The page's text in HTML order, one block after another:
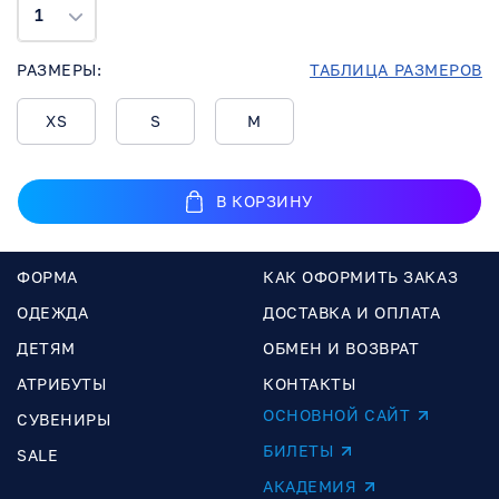
РАЗМЕРЫ: ТАБЛИЦА РАЗМЕРОВ
XS S M
1
В КОРЗИНУ
ФОРМА
ОДЕЖДА
ДЕТЯМ
АТРИБУТЫ
СУВЕНИРЫ
SALE
КАК ОФОРМИТЬ ЗАКАЗ
ДОСТАВКА И ОПЛАТА
ОБМЕН И ВОЗВРАТ
КОНТАКТЫ
ОСНОВНОЙ САЙТ
БИЛЕТЫ
АКАДЕМИЯ